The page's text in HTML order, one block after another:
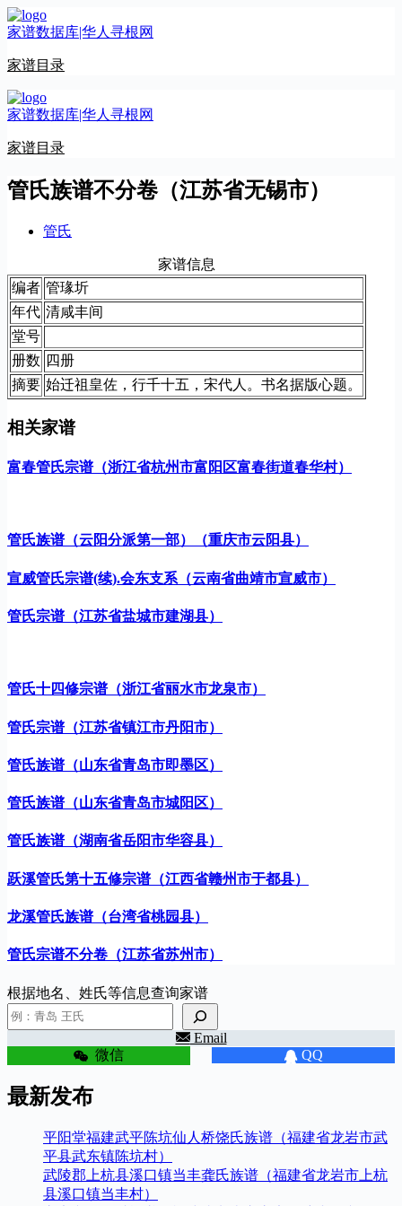
跳
至
容
家谱数据库|华人寻根网
家谱目录
家谱数据库|华人寻根网
家谱目录
管氏族谱不分卷（江苏省无锡市）
管氏
家谱信息
编者 管瑑圻
年代 清咸丰间
堂号
册数 四册
摘要 始迁祖皇佐，行千十五，宋代人。书名据版心题。
相关家谱
富春管氏宗谱（浙江省杭州市富阳区富春街道春华村）
管氏族谱（云阳分派第一部）（重庆市云阳县）
宣威管氏宗谱(续).会东支系（云南省曲靖市宣威市）
管氏宗谱（江苏省盐城市建湖县）
管氏十四修宗谱（浙江省丽水市龙泉市）
管氏宗谱（江苏省镇江市丹阳市）
管氏族谱（山东省青岛市即墨区）
管氏族谱（山东省青岛市城阳区）
管氏族谱（湖南省岳阳市华容县）
跃溪管氏第十五修宗谱（江西省赣州市于都县）
龙溪管氏族谱（台湾省桃园县）
管氏宗谱不分卷（江苏省苏州市）
根据地名、姓氏等信息查询家谱
Email
微信 QQ
最新发布
平阳堂福建武平陈坑仙人桥饶氏族谱（福建省龙岩市武
平县武东镇陈坑村）
武陵郡上杭县溪口镇当丰龚氏族谱（福建省龙岩市上杭
县溪口镇当丰村）